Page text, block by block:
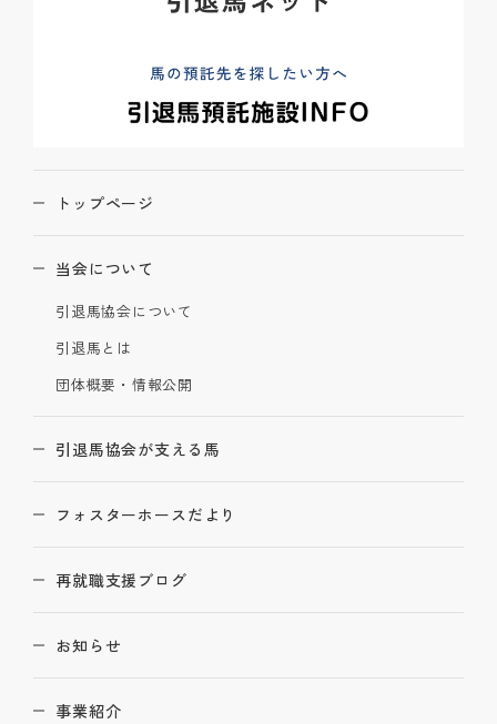
トップページ
当会について
引退馬協会について
引退馬とは
団体概要・情報公開
引退馬協会が支える馬
フォスターホースだより
再就職支援ブログ
お知らせ
事業紹介